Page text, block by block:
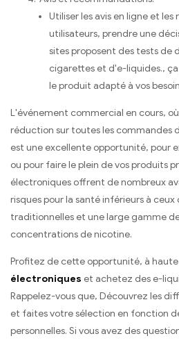
Utiliser les avis en ligne et
utilisateurs, prendre une
sites proposent des tests de
cigarettes et d'e-liquides.,
le produit adapté à vos
L'événement commercial en cours,
réduction sur toutes les commandes
est une excellente opportunité, pour
ou pour faire le plein de vos produits
électroniques offrent de nombreux
risques pour la santé inférieurs à
traditionnelles et une large gamme
concentrations de nicotine.
Profitez de cette opportunité, à
électroniques et achetez des e-
Rappelez-vous que, Découvrez les
et faites votre sélection en fonction
personnelles. Si vous avez des